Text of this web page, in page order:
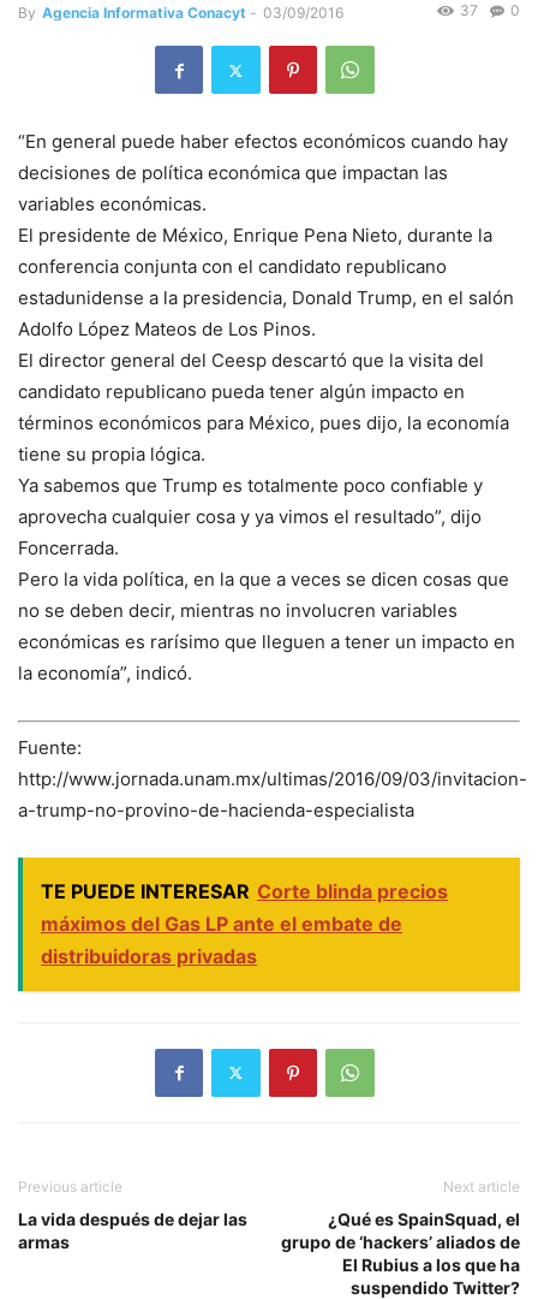
By Agencia Informativa Conacyt - 03/09/2016 0
37
“En general puede haber efectos económicos cuando hay
decisiones de política económica que impactan las
variables económicas.
El presidente de México, Enrique Pena Nieto, durante la
conferencia conjunta con el candidato republicano
estadunidense a la presidencia, Donald Trump, en el salón
Adolfo López Mateos de Los Pinos.
El director general del Ceesp descartó que la visita del
candidato republicano pueda tener algún impacto en
términos económicos para México, pues dijo, la economía
tiene su propia lógica.
Ya sabemos que Trump es totalmente poco confiable y
aprovecha cualquier cosa y ya vimos el resultado”, dijo
Foncerrada.
Pero la vida política, en la que a veces se dicen cosas que
no se deben decir, mientras no involucren variables
económicas es rarísimo que lleguen a tener un impacto en
la economía”, indicó.
Fuente:
http://www.jornada.unam.mx/ultimas/2016/09/03/invitacion-
a-trump-no-provino-de-hacienda-especialista
TE PUEDE INTERESAR Corte blinda precios
máximos del Gas LP ante el embate de
distribuidoras privadas
Previous article
La vida después de dejar las
armas
Next article
¿Qué es SpainSquad, el
grupo de ‘hackers’ aliados de
El Rubius a los que ha
suspendido Twitter?